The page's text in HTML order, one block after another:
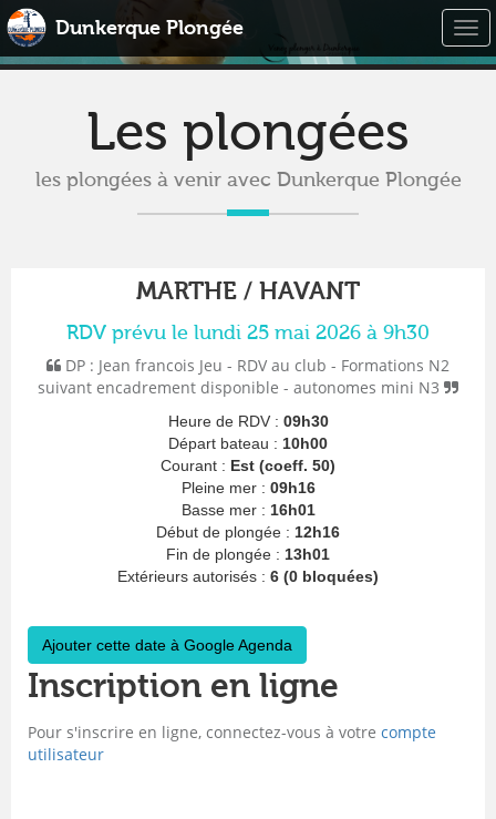
Dunkerque Plongée
Les plongées
les plongées à venir avec Dunkerque Plongée
MARTHE / HAVANT
RDV prévu le lundi 25 mai 2026 à 9h30
DP : Jean francois Jeu - RDV au club - Formations N2
suivant encadrement disponible - autonomes mini N3
Heure de RDV : 09h30
Départ bateau : 10h00
Courant : Est (coeff. 50)
Pleine mer : 09h16
Basse mer : 16h01
Début de plongée : 12h16
Fin de plongée : 13h01
Extérieurs autorisés : 6 (0 bloquées)
Ajouter cette date à Google Agenda
Inscription en ligne
Pour s'inscrire en ligne, connectez-vous à votre compte
utilisateur